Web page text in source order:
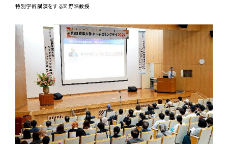
特別学術講演をする天野浩教授